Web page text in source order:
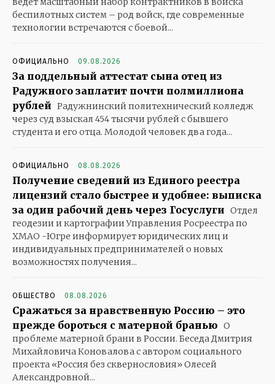
беспилотных систем – род войск, где современные
технологии встречаются с боевой...
ОФИЦИАЛЬНО 09.08.2026
За поддельный аттестат сына отец из
Радужного заплатит почти полмиллиона
рублей Радужнинский политехнический колледж
через суд взыскал 454 тысячи рублей с бывшего
студента и его отца. Молодой человек два года...
ОФИЦИАЛЬНО 08.08.2026
Получение сведений из Единого реестра
лицензий стало быстрее и удобнее: выписка
за один рабочий день через Госуслуги Отдел
геодезии и картографии Управления Росреестра по
ХМАО -Югре информирует юридических лиц и
индивидуальных предпринимателей о новых
возможностях получения...
ОБЩЕСТВО 08.08.2026
Сражаться за нравственную Россию – это
прежде бороться с матерной бранью О
проблеме матерной брани в России. Беседа Дмитрия
Михайловича Коновалова с автором социального
проекта «Россия без сквернословия» Олесей
Александровной...